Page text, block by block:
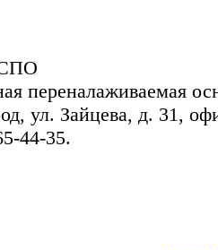
переналаживаемая
ул. Зайцева, д. 31,
44-35.